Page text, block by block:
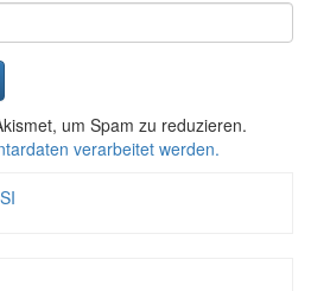
um Spam zu reduzieren.
verarbeitet werden.